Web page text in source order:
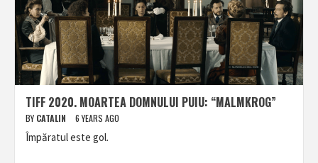
TIFF 2020. MOARTEA DOMNULUI PUIU: “MALMKROG”
BY CATALIN 6 YEARS AGO
Împăratul este gol.